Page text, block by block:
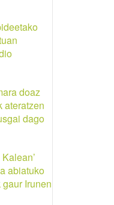
doaz
ateratzen
dago
abiatuko
Irunen